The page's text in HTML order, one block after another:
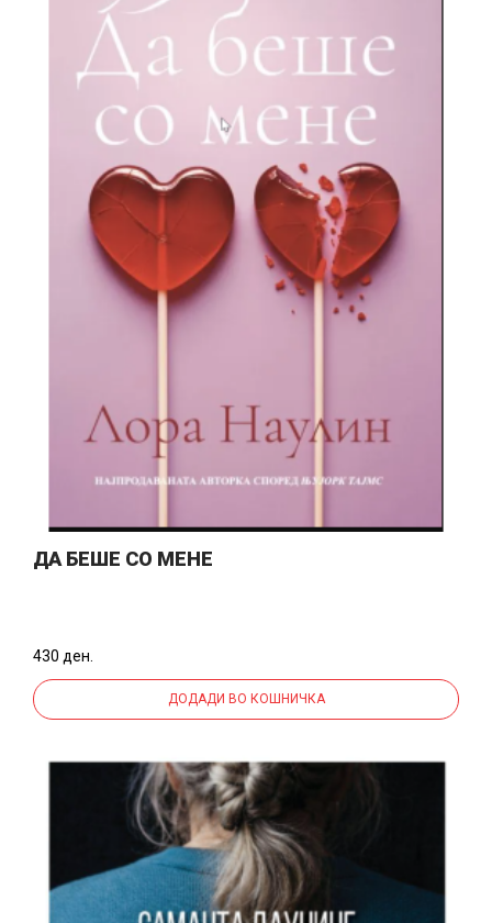
ДА БЕШЕ СО МЕНЕ
430 ден.
ДОДАДИ ВО КОШНИЧКА